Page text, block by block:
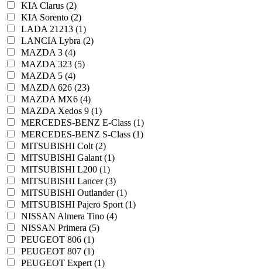
KIA Clarus (2)
KIA Sorento (2)
LADA 21213 (1)
LANCIA Lybra (2)
MAZDA 3 (4)
MAZDA 323 (5)
MAZDA 5 (4)
MAZDA 626 (23)
MAZDA MX6 (4)
MAZDA Xedos 9 (1)
MERCEDES-BENZ E-Class (1)
MERCEDES-BENZ S-Class (1)
MITSUBISHI Colt (2)
MITSUBISHI Galant (1)
MITSUBISHI L200 (1)
MITSUBISHI Lancer (3)
MITSUBISHI Outlander (1)
MITSUBISHI Pajero Sport (1)
NISSAN Almera Tino (4)
NISSAN Primera (5)
PEUGEOT 806 (1)
PEUGEOT 807 (1)
PEUGEOT Expert (1)